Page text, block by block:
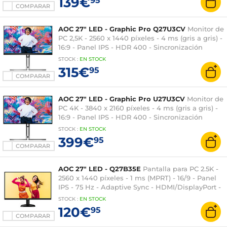
COMPARAR
COMPARAR
AOC 27" LED - Graphic Pro Q27U3CV Monitor de
PC 2,5K - 2560 x 1440 píxeles - 4 ms (gris a gris) -
16:9 - Panel IPS - HDR 400 - Sincronización
adaptativa - HDMI/Puerto de pantalla/USB-C -
Pivotante - Hub USB 3.1 - RJ45 - Altavoces -
Negro/Plata
STOCK : EN STOCK
315€95
COMPARAR
AOC 27" LED - Graphic Pro U27U3CV Monitor de
PC 4K - 3840 x 2160 píxeles - 4 ms (gris a gris) -
16:9 - Panel IPS - HDR 400 - Sincronización
adaptativa - HDMI/Puerto de pantalla/USB-C -
Pivotante - Hub USB 3.1 - RJ45 - Altavoces -
Negro/Plata
STOCK : EN STOCK
399€95
COMPARAR
AOC 27" LED - Q27B35E Pantalla para PC 2.5K -
2560 x 1440 píxeles - 1 ms (MPRT) - 16/9 - Panel
IPS - 75 Hz - Adaptive Sync - HDMI/DisplayPort -
Negro
STOCK : EN STOCK
120€95